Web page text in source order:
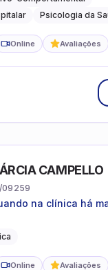
Psicologia da
Online Avaliações
CAMPELLO
na clínica há
estruturas, com
Online Avaliações